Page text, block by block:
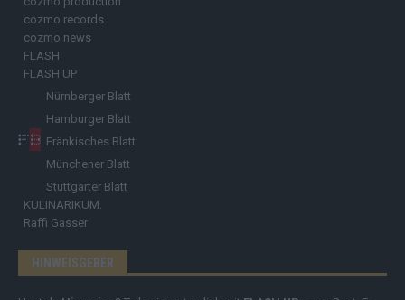
cozmo records
cozmo news
FLASH
FLASH UP
Nürnberger Blatt
Hamburger Blatt
Fränkisches Blatt
Münchener Blatt
Stuttgarter Blatt
KULINARIKUM.
Raffi Gasser
HINWEISGEBER